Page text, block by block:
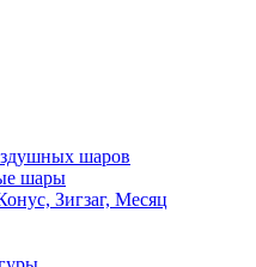
шаров
шары
Зигзаг, Месяц